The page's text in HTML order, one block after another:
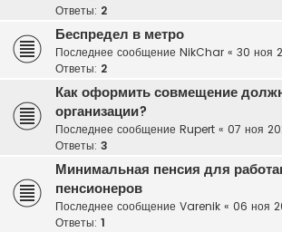
Ответы: 2
Беспредел в метро
Последнее сообщение NikChar « 30 ноя
Ответы: 2
Как оформить совмещение
организации?
Последнее сообщение Rupert « 07 ноя
Ответы: 3
Минимальная пенсия для
пенсионеров
Последнее сообщение Varenik « 06 ноя
Ответы: 1